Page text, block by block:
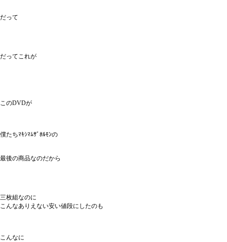
だって
だってこれが
このDVDが
僕たちﾏｷｼﾏﾑｻﾞﾎﾙﾓﾝの
最後の商品なのだから
三枚組なのに
こんなありえない安い値段にしたのも
こんなに